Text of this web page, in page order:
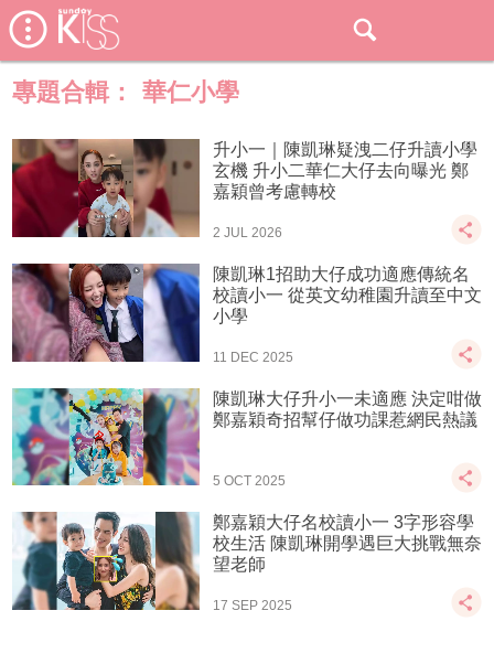
專題合輯： 華仁小學
升小一｜陳凱琳疑洩二仔升讀小學
玄機 升小二華仁大仔去向曝光 鄭
嘉穎曾考慮轉校
2 JUL 2026
陳凱琳1招助大仔成功適應傳統名
校讀小一 從英文幼稚園升讀至中文
小學
11 DEC 2025
陳凱琳大仔升小一未適應 決定咁做
鄭嘉穎奇招幫仔做功課惹網民熱議
5 OCT 2025
鄭嘉穎大仔名校讀小一 3字形容學
校生活 陳凱琳開學遇巨大挑戰無奈
望老師
17 SEP 2025